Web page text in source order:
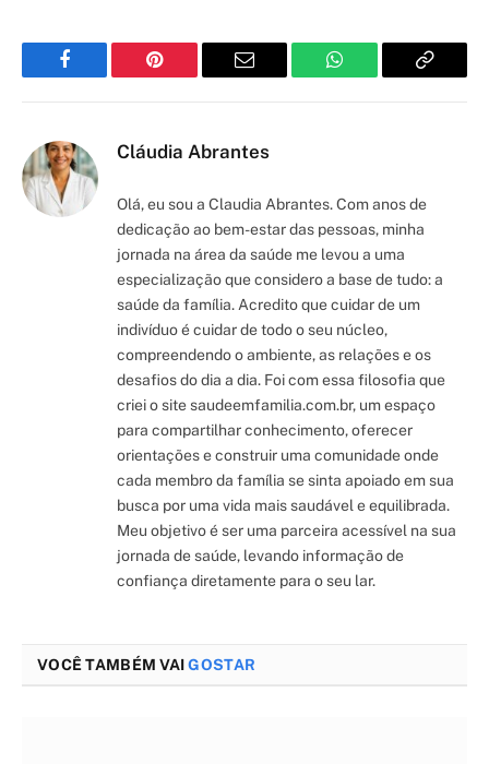
Facebook Pinterest Email WhatsApp Copy
Cláudia Abrantes
Olá, eu sou a Claudia Abrantes. Com anos de
dedicação ao bem-estar das pessoas, minha
jornada na área da saúde me levou a uma
especialização que considero a base de tudo: a
saúde da família. Acredito que cuidar de um
indivíduo é cuidar de todo o seu núcleo,
compreendendo o ambiente, as relações e os
desafios do dia a dia. Foi com essa filosofia que
criei o site saudeemfamilia.com.br, um espaço
para compartilhar conhecimento, oferecer
orientações e construir uma comunidade onde
cada membro da família se sinta apoiado em sua
busca por uma vida mais saudável e equilibrada.
Meu objetivo é ser uma parceira acessível na sua
jornada de saúde, levando informação de
confiança diretamente para o seu lar.
VOCÊ TAMBÉM VAIGOSTAR